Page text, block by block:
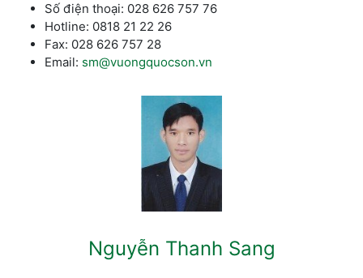
Số điện thoại: 028 626 757 76
Hotline: 0818 21 22 26
Fax: 028 626 757 28
Email: sm@vuongquocson.vn
Nguyễn Thanh Sang